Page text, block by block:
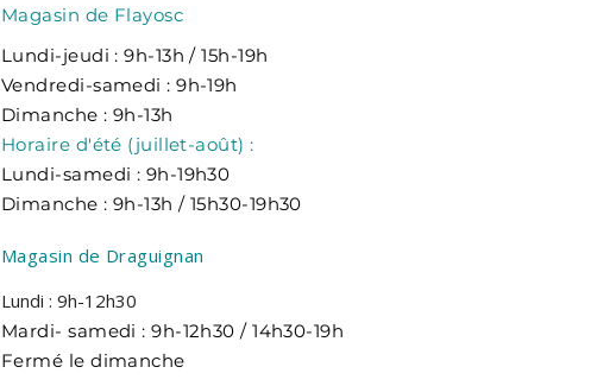
Magasin de Flayosc
Lundi-jeudi : 9h-13h / 15h-19h
Vendredi-samedi : 9h-19h
Dimanche : 9h-13h​
Horaire d'été (juillet-août) :
Lundi-samedi : 9h-19h30
Dimanche : 9h-13h / 15h30-19h30
Magasin de Draguignan
Lundi : 9h-12h30
Mardi- samedi : 9h-12h30 / 14h30-19h
Fermé le dimanche